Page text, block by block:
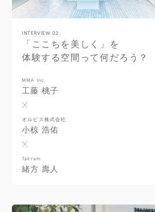
INTERVIEW 02
「ここちを美しく」を
体験する空間って何だろう？
MMA Inc.
工藤 桃子
オルビス株式会社
小椋 浩佑
Takram
緒方 壽人